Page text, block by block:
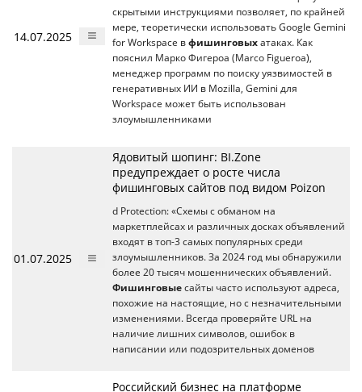
14.07.2025
скрытыми инструкциями позволяет, по крайней
мере, теоретически использовать Google Gemini
for Workspace в фишинговых атаках. Как
пояснил Марко Фигероа (Marco Figueroa),
менеджер программ по поиску уязвимостей в
генеративных ИИ в Mozilla, Gemini для
Workspace может быть использован
злоумышленниками
01.07.2025
Ядовитый шопинг: BI.Zone
предупреждает о росте числа
фишинговых сайтов под видом Poizon
d Protection: «Схемы с обманом на
маркетплейсах и различных досках объявлений
входят в топ-3 самых популярных среди
злоумышленников. За 2024 год мы обнаружили
более 20 тысяч мошеннических объявлений.
Фишинговые сайты часто используют адреса,
похожие на настоящие, но с незначительными
изменениями. Всегда проверяйте URL на
наличие лишних символов, ошибок в
написании или подозрительных доменов
Российский бизнес на платформе